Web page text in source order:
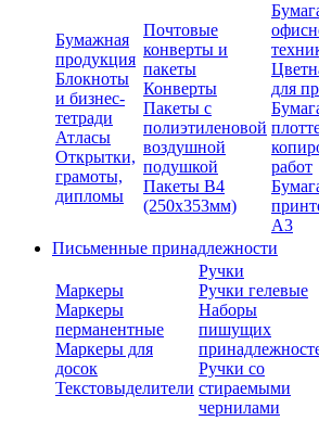
Бумажная
продукция
Блокноты
и бизнес-
тетради
Атласы
Открытки,
грамоты,
дипломы
Почтовые
конверты и
пакеты
Конверты
Пакеты с
полиэтиленовой
воздушной
подушкой
Пакеты В4
(250х353мм)
для
работ
А3
Письменные принадлежности
Маркеры
Маркеры
перманентные
Маркеры для
досок
Текстовыделители
Ручки
Ручки гелевые
Наборы
пишущих
Ручки со
стираемыми
чернилами